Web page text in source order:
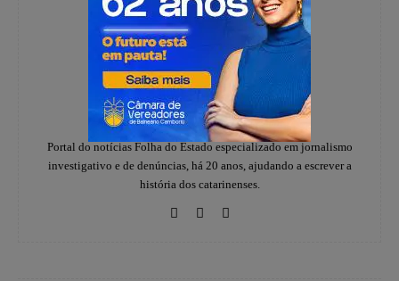
Redação
https://www.instagram.com/folhadoestadosc/
Portal do notícias Folha do Estado especializado em jornalismo
investigativo e de denúncias, há 20 anos, ajudando a escrever a
história dos catarinenses.